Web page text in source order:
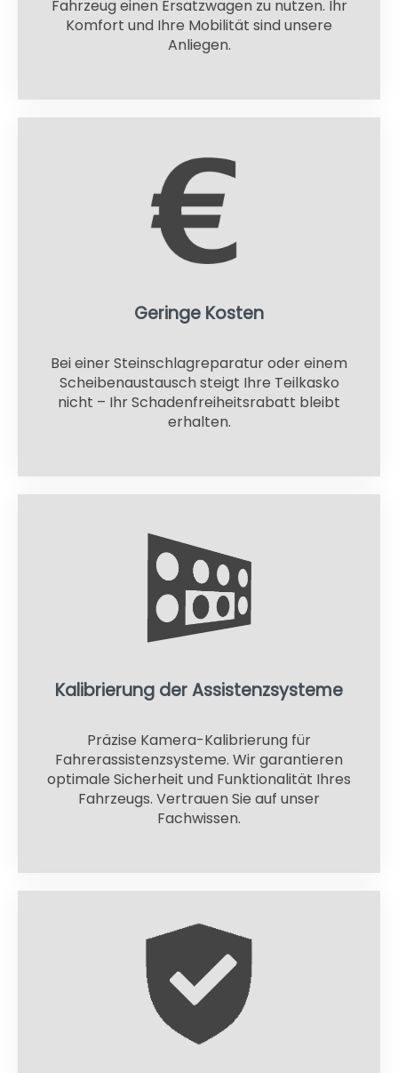
Fahrzeug einen Ersatzwagen zu nutzen. Ihr
Komfort und Ihre Mobilität sind unsere
Anliegen.
Geringe Kosten
Bei einer Steinschlagreparatur oder einem
Scheibenaustausch steigt Ihre Teilkasko
nicht – Ihr Schadenfreiheitsrabatt bleibt
erhalten.
Kalibrierung der Assistenzsysteme
Präzise Kamera-Kalibrierung für
Fahrerassistenzsysteme. Wir garantieren
optimale Sicherheit und Funktionalität Ihres
Fahrzeugs. Vertrauen Sie auf unser
Fachwissen.